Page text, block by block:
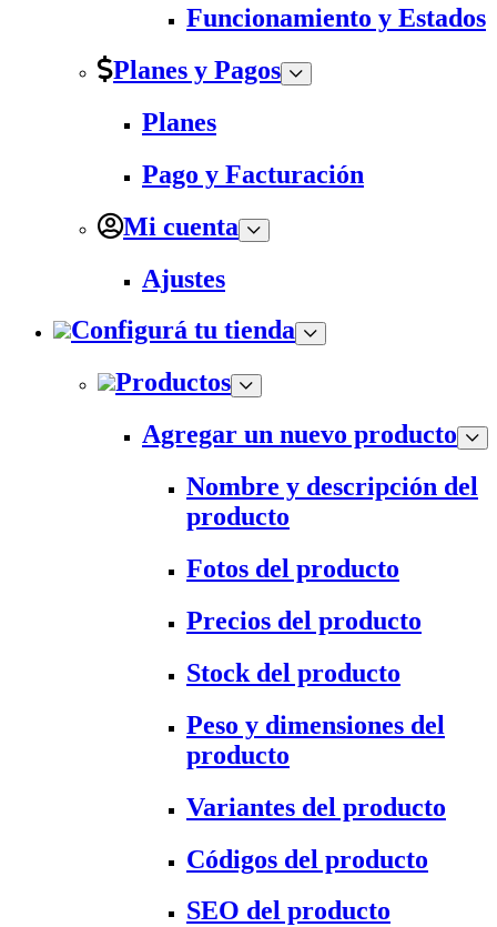
Funcionamiento y Estados
Planes y Pagos
Planes
Pago y Facturación
Mi cuenta
Ajustes
Configurá tu tienda
Productos
Agregar un nuevo producto
Nombre y descripción del
producto
Fotos del producto
Precios del producto
Stock del producto
Peso y dimensiones del
producto
Variantes del producto
Códigos del producto
SEO del producto